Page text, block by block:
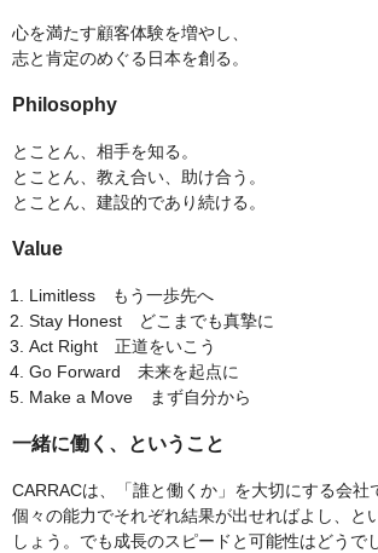
心を満たす顧客体験を増やし、
​志と肯定のめぐる日本を創る。​
Philosophy
とことん、相手を知る。
とことん、教え合い、助け合う。
とことん、建設的であり続ける。
Value
Limitless もう一歩先へ
Stay Honest どこまでも真摯に
Act Right 正道をいこう
Go Forward 未来を起点に
Make a Move まず自分から
一緒に働く、ということ
CARRACは、「誰と働くか」を大切にする会社
個々の能力でそれぞれ結果が出せればよし、と
しょう。でも成長のスピードと可能性はどうで